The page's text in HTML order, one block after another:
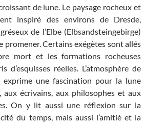
de lune. Le paysage rocheux et
inspiré des environs de Dresde,
de l’Elbe (Elbsandsteingebirge)
promener. Certains exégètes sont allés
mort et les formations rocheuses
d’esquisses réelles. L’atmosphère de
exprime une fascination pour la lune
aux écrivains, aux philosophes et aux
On y lit aussi une réflexion sur la
du temps, mais aussi l’amitié et la